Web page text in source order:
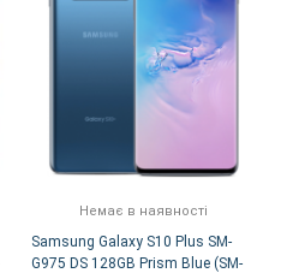
Немає в наявності
Samsung Galaxy S10 Plus SM-
G975 DS 128GB Prism Blue (SM-